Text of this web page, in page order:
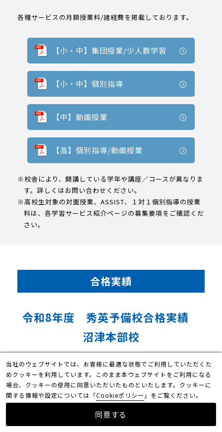
各種サービスの月額授業料/諸経費を掲載しております。
【小・中】集団授業/少人数学習
【小・中】個別指導
【中】動画授業
【高】個別指導/動画授業
※校舎により、開講している学年や講座／コースが異なりま
す。詳しくはお問い合わせください。
※高校生対象の対面授業、ASSIST、１対１個別指導の授業
料は、各学習サービス紹介ページの募集要項をご確認くだ
さい。
合格実績
令和8年度 秀英予備校合格実績
沼津本部校
静岡県立沼津東高校
38 人
当社のウェブサイトでは、お客様に最適な状態でご利用していただくた
めクッキーを利用しています。このまま本ウェブサイトをご利用になる
場合、クッキーの使用に同意いただいたものといたします。クッキーに
関する情報や設定については「Cookieポリシー 」をご覧ください。
同意する